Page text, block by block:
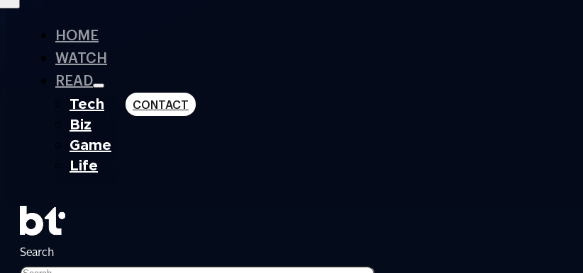
HOME
WATCH
READ
Tech
Biz
Game
Life
CONTACT
Search